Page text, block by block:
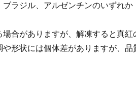
ラジル、アルゼンチンのいずれか
合がありますが、解凍すると真紅
形状には個体差がありますが、品